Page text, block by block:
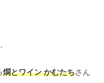
燗とワイン かむたちさん